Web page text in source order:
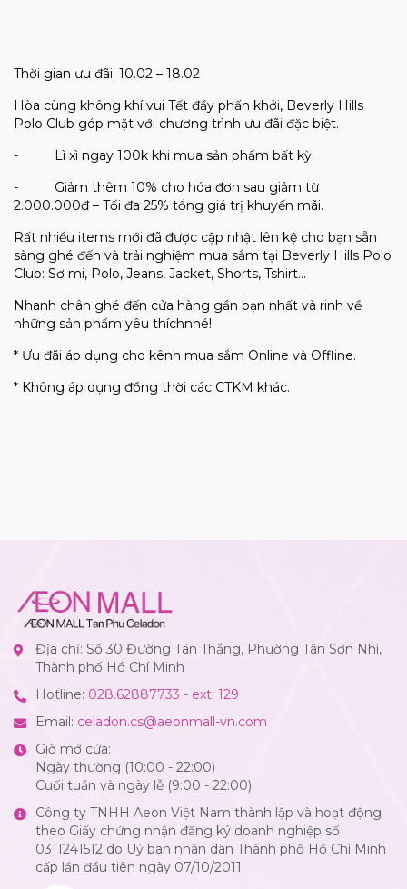
Thời gian ưu đãi: 10.02 – 18.02
Hòa cùng không khívui Tết đầy phấn khởi, Beverly Hills
Polo Club góp mặt với chương trình ưu đãi đặc biệt.
-
Lì xì ngay 100k khi mua sản phẩm bất kỳ.
-
Giảm thêm 10% cho hóa đơn sau giảm từ
2.000.000đ – Tối đa 25% tổng giá trị khuyến mãi.
Rất nhiều items mới đã được cập nhật lên kệ cho bạn sẵn
sàng ghé đến và trải nghiệm mua sắm tại Beverly Hills Polo
Club: Sơ mi, Polo, Jeans, Jacket, Shorts, Tshirt...
Nhanh chân ghé đến cửa hàng gần bạn nhất và rinh về
những sản phẩm yêu thíchnhé!
* Ưu đãi áp dụng cho kênh mua sắm Online và Offline.
* Không áp dụng đồng thời các CTKM khác.
Địa chỉ: Số 30 Đường Tân Thắng, Phường Tân Sơn Nhì,
Thành phố Hồ Chí Minh
Hotline: 028.62887733 - ext: 129
Email: celadon.cs@aeonmall-vn.com
Giờ mở cửa:
Ngày thường (10:00 - 22:00)
Cuối tuần và ngày lễ (9:00 - 22:00)
Công ty TNHH Aeon Việt Nam thành lập và hoạt động
theo Giấy chứng nhận đăng ký doanh nghiệp số
0311241512 do Uỷ ban nhân dân Thành phố Hồ Chí Minh
cấp lần đầu tiên ngày 07/10/2011